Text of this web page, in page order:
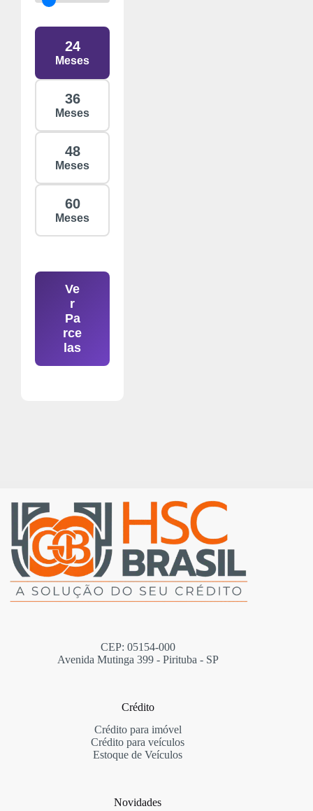
24
Meses
36
Meses
48
Meses
60
Meses
Ve
r
Pa
rce
las
CEP: 05154-000
Avenida Mutinga 399 - Pirituba - SP
Crédito
Crédito para imóvel
Crédito para veículos
Estoque de Veículos
Novidades